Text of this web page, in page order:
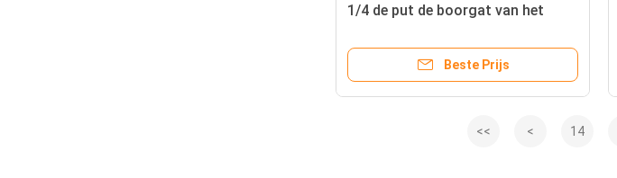
1/4 de put de boorgat van het
Beste Prijs
<< < 14